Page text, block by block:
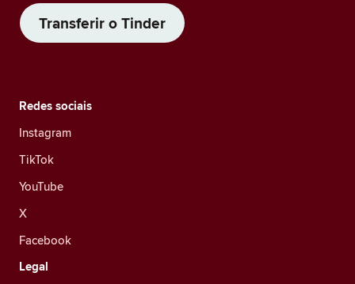
Transferir o Tinder
Redes sociais
Instagram
TikTok
YouTube
X
Facebook
Legal